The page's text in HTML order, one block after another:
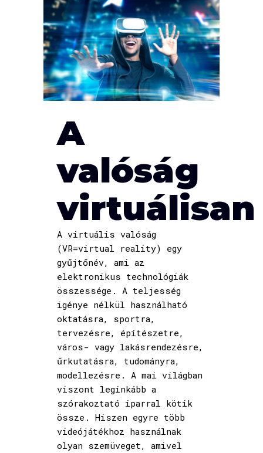
A
valóság
virtuálisan
A virtuális valóság
(VR=virtual reality) egy
gyűjtőnév, ami az
elektronikus technológiák
összessége. A teljesség
igénye nélkül használható
oktatásra, sportra,
tervezésre, építészetre,
város- vagy lakásrendezésre,
űrkutatásra, tudományra,
modellezésre. A mai világban
viszont leginkább a
szórakoztató iparral kötik
össze. Hiszen egyre több
videójátékhoz használnak
olyan szemüveget, amivel